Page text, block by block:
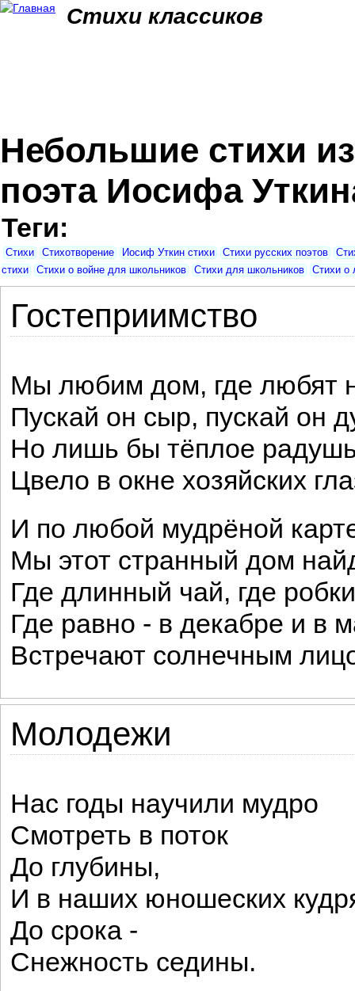
Стихи классиков
Небольшие стихи
поэта Иосифа
Теги:
Стихи Стихотворение Иосиф Уткин стихи Стихи русских поэтов
стихи
Стихи о войне для школьников Стихи для школьников Стихи о
Гостеприимство
Мы любим дом, где любят
Пускай он сыр, пускай он
Но лишь бы тёплое
Цвело в окне хозяйских
И по любой мудрёной
Мы этот странный дом
Где длинный чай, где
Где равно - в декабре и в
Встречают солнечным
Молодежи
Нас годы научили мудро
Смотреть в поток
До глубины,
И в наших юношеских
До срока -
Снежность седины.